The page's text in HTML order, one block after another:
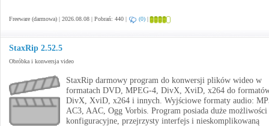
Freeware (darmowa) | 2026.08.08 | Pobrań: 440 | (0) |
StaxRip 2.52.5
Obróbka i konwersja video
StaxRip darmowy program do konwersji plików wideo w
formatach DVD, MPEG-4, DivX, XviD, x264 do
DivX, XviD, x264 i innych. Wyjściowe formaty audio:
AC3, AAC, Ogg Vorbis. Program posiada duże możliwości
konfiguracyjne, przejrzysty interfejs i nieskomplikowaną